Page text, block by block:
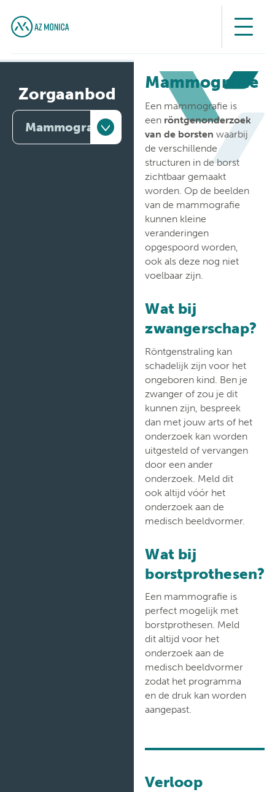
Zorgaanbod
Mammografie
Mammografie
Een mammografie is
een röntgenonderzoek
van de borsten waarbij
de verschillende
structuren in de borst
zichtbaar gemaakt
worden. Op de beelden
van de mammografie
kunnen kleine
veranderingen
opgespoord worden,
ook als deze nog niet
voelbaar zijn.
Wat bij
zwangerschap?
Röntgenstraling kan
schadelijk zijn voor het
ongeboren kind. Ben je
zwanger of zou je dit
kunnen zijn, bespreek
dan met jouw arts of het
onderzoek kan worden
uitgesteld of vervangen
door een ander
onderzoek. Meld dit
ook altijd vóór het
onderzoek aan de
medisch beeldvormer.
Wat bij
borstprothesen?
Een mammografie is
perfect mogelijk met
borstprothesen. Meld
dit altijd voor het
onderzoek aan de
medisch beeldvormer
zodat het programma
en de druk kan worden
aangepast.
Verloop